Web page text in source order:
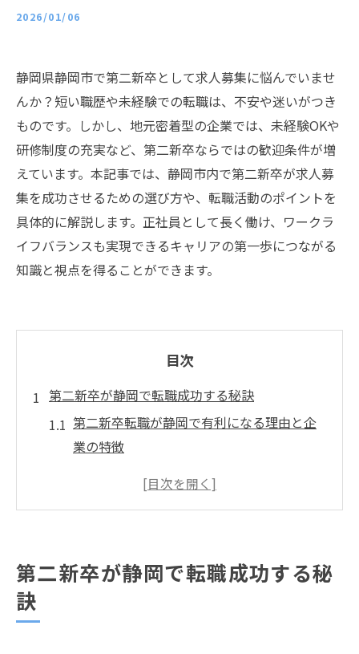
2026/01/06
静岡県静岡市で第二新卒として求人募集に悩んでいませ
んか？短い職歴や未経験での転職は、不安や迷いがつき
ものです。しかし、地元密着型の企業では、未経験OKや
研修制度の充実など、第二新卒ならではの歓迎条件が増
えています。本記事では、静岡市内で第二新卒が求人募
集を成功させるための選び方や、転職活動のポイントを
具体的に解説します。正社員として長く働け、ワークラ
イフバランスも実現できるキャリアの第一歩につながる
知識と視点を得ることができます。
目次
第二新卒が静岡で転職成功する秘訣
第二新卒転職が静岡で有利になる理由と企
業の特徴
未経験OK求人を狙う第二新卒の静岡転職戦
静岡の第二新卒歓迎企業の見極め方と注意
第二新卒が静岡で転職成功する秘
訣